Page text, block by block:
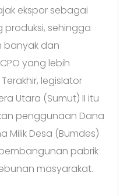
ekspor sebagai
produksi, sehingga
banyak dan
yang lebih
legislator
Utara (Sumut) II itu
penggunaan Dana
Milik Desa (Bumdes)
pabrik
masyarakat.